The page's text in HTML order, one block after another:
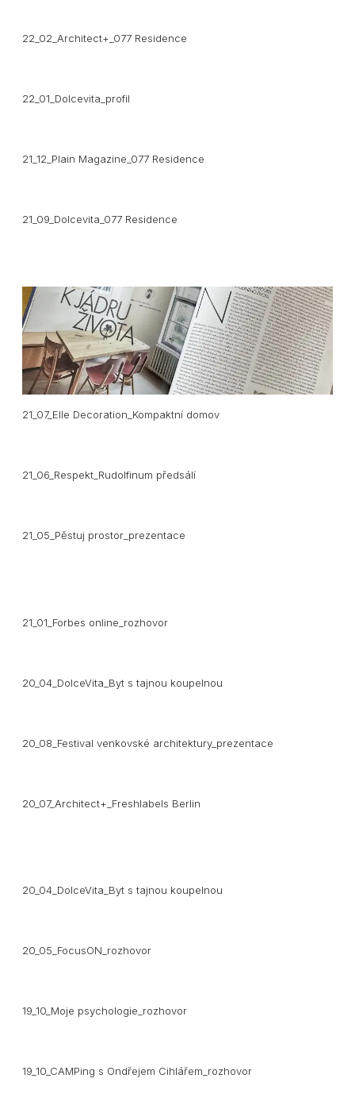
22_02_Architect+_077 Residence
22_01_Dolcevita_profil
21_12_Plain Magazine_077 Residence
21_09_Dolcevita_077 Residence
21_07_Elle Decoration_Kompaktní domov
21_06_Respekt_Rudolfinum předsálí
21_05_Pěstuj prostor_prezentace
21_01_Forbes online_rozhovor
20_04_DolceVita_Byt s tajnou koupelnou
20_08_Festival venkovské architektury_prezentace
20_07_Architect+_Freshlabels Berlin
20_04_DolceVita_Byt s tajnou koupelnou
20_05_FocusON_rozhovor
19_10_Moje psychologie_rozhovor
19_10_CAMPing s Ondřejem Cihlářem_rozhovor